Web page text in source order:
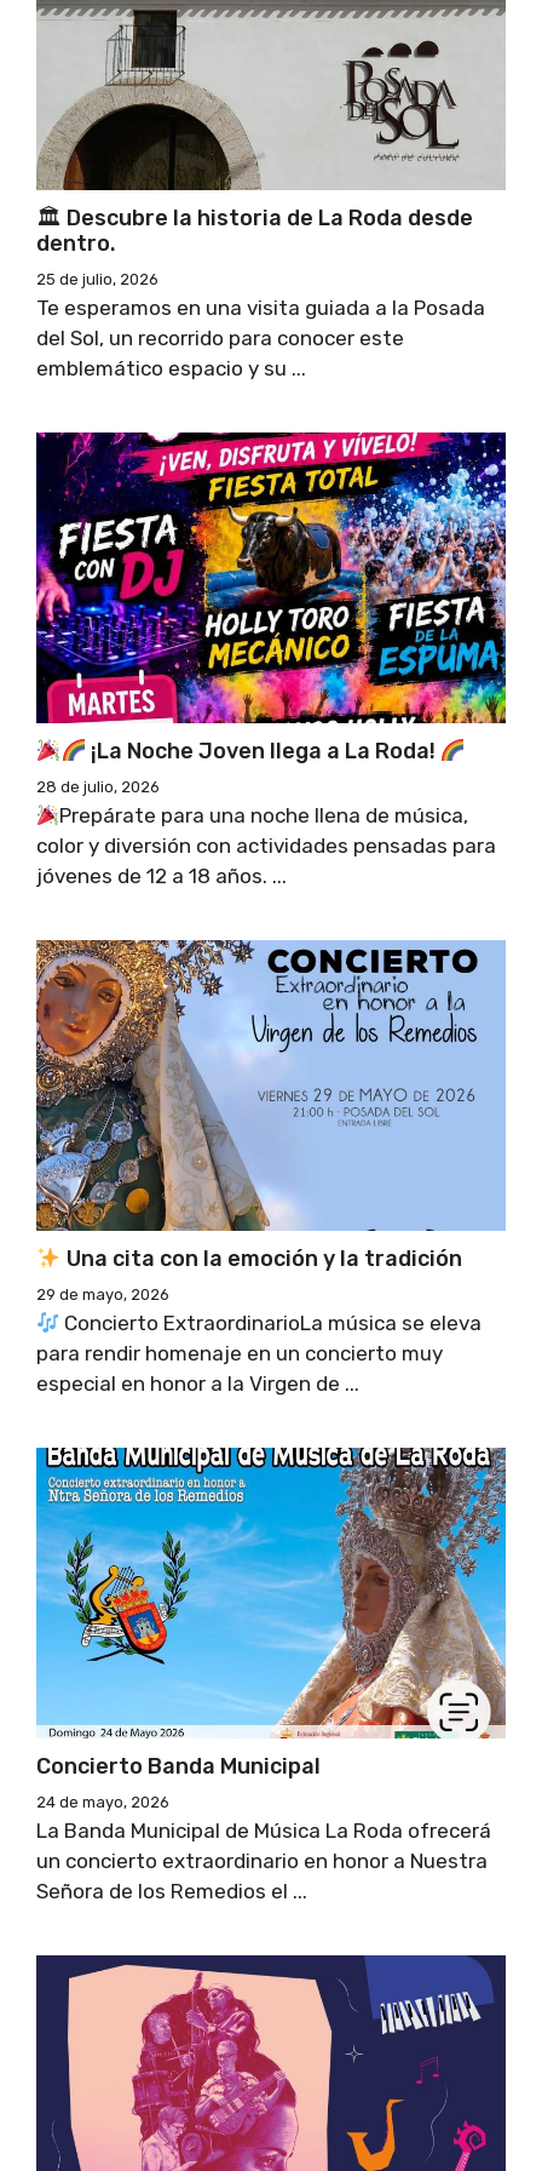
🏛 Descubre la historia de La Roda desde
dentro.
25 de julio, 2026
Te esperamos en una visita guiada a la Posada
del Sol, un recorrido para conocer este
emblemático espacio y su ...
¡La Noche Joven llega a La Roda!
28 de julio, 2026
Prepárate para una noche llena de música,
color y diversión con actividades pensadas para
jóvenes de 12 a 18 años. ...
Una cita con la emoción y la tradición
29 de mayo, 2026
Concierto ExtraordinarioLa música se eleva
para rendir homenaje en un concierto muy
especial en honor a la Virgen de ...
Concierto Banda Municipal
24 de mayo, 2026
La Banda Municipal de Música La Roda ofrecerá
un concierto extraordinario en honor a Nuestra
Señora de los Remedios el ...